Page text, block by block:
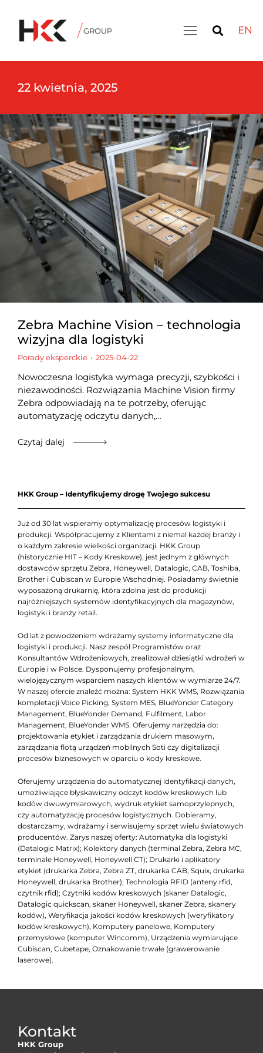
EN
22 kwietnia, 2025
Zebra Machine Vision – technologia
wizyjna dla logistyki
Porady eksperckie 2025-04-22
Nowoczesna logistyka wymaga precyzji, szybkości i
niezawodności. Rozwiązania Machine Vision firmy
Zebra odpowiadają na te potrzeby, oferując
automatyzację odczytu danych,…
Czytaj dalej
HKK Group – Identyfikujemy drogę Twojego sukcesu
Już od 30 lat wspieramy optymalizację procesów logistyki i
produkcji. Współpracujemy z Klientami z niemal każdej branży i
o każdym zakresie wielkości organizacji. HKK Group
(historycznie HIT – Kody Kreskowe), jest jednym z głównych
dostawców sprzętu Zebra, Honeywell, Datalogic, CAB, Toshiba,
Brother i Cubiscan w Europie Wschodniej. Posiadamy świetnie
wyposażoną drukarnię, która zdolna jest do produkcji
najróżniejszych systemów identyfikacyjnych dla magazynów,
logistyki i branży retail.
Od lat z powodzeniem wdrażamy systemy informatyczne dla
logistyki i produkcji. Nasz zespół Programistów oraz
Konsultantów Wdrożeniowych, zrealizował dziesiątki wdrożeń w
Europie i w Polsce. Dysponujemy profesjonalnym,
wielojęzycznym wsparciem naszych klientów w wymiarze 24/7.
W naszej ofercie znaleźć można: System HKK WMS, Rozwiązania
kompletacji Voice Picking, System MES, BlueYonder Category
Management, BlueYonder Demand, Fulfilment, Labor
Management, BlueYonder WMS. Oferujemy narzędzia do:
projektowania etykiet i zarządzania drukiem masowym,
zarządzania flotą urządzeń mobilnych Soti czy digitalizacji
procesów biznesowych w oparciu o kody kreskowe.
Oferujemy urządzenia do automatycznej identyfikacji danych,
umożliwiające błyskawiczny odczyt kodów kreskowych lub
kodów dwuwymiarowych, wydruk etykiet samoprzylepnych,
czy automatyzację procesów logistycznych. Dobieramy,
dostarczamy, wdrażamy i serwisujemy sprzęt wielu światowych
producentów. Zarys naszej oferty: Automatyka dla logistyki
(Datalogic Matrix); Kolektory danych (terminal Zebra, Zebra MC,
terminale Honeywell, Honeywell CT); Drukarki i aplikatory
etykiet (drukarka Zebra, Zebra ZT, drukarka CAB, Squix, drukarka
Honeywell, drukarka Brother); Technologia RFID (anteny rfid,
czytnik rfid); Czytniki kodów kreskowych (skaner Datalogic,
Datalogic quickscan, skaner Honeywell, skaner Zebra, skanery
kodów), Weryfikacja jakości kodów kreskowych (weryfikatory
kodów kreskowych), Komputery panelowe, Komputery
przemysłowe (komputer Wincomm), Urządzenia wymiarujące
Cubiscan, Cubetape, Oznakowanie trwałe (grawerowanie
laserowe).
Kontakt
HKK Group